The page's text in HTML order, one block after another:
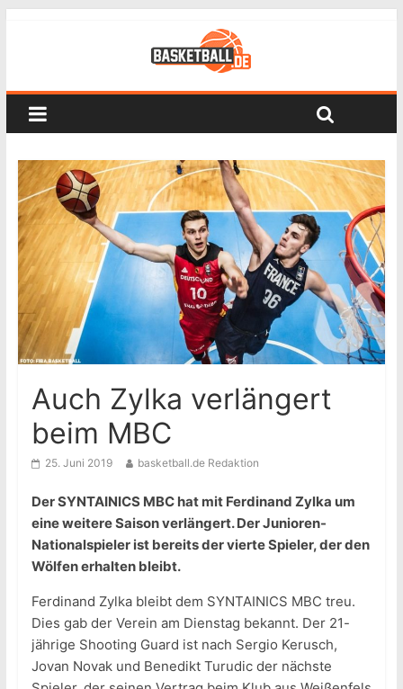
Auch Zylka verlängert
beim MBC
25. Juni 2019 basketball.de Redaktion
Der SYNTAINICS MBC hat mit Ferdinand Zylka um
eine weitere Saison verlängert. Der Junioren-
Nationalspieler ist bereits der vierte Spieler, der den
Wölfen erhalten bleibt.
Ferdinand Zylka bleibt dem SYNTAINICS MBC treu.
Dies gab der Verein am Dienstag bekannt. Der 21-
jährige Shooting Guard ist nach Sergio Kerusch,
Jovan Novak und Benedikt Turudic der nächste